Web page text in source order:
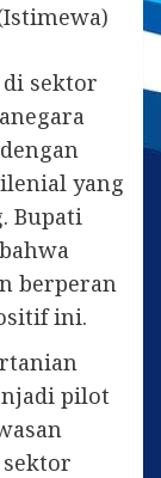
di sektor
yang
Bupati
berperan
ini.
pilot